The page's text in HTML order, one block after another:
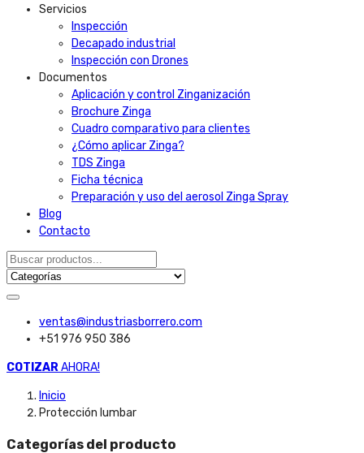
Servicios
Inspección
Decapado industrial
Inspección con Drones
Documentos
Aplicación y control Zinganización
Brochure Zinga
Cuadro comparativo para clientes
¿Cómo aplicar Zinga?
TDS Zinga
Ficha técnica
Preparación y uso del aerosol Zinga Spray
Blog
Contacto
ventas@industriasborrero.com
+51 976 950 386
COTIZARAHORA!
Inicio
Protección lumbar
Categorías del producto